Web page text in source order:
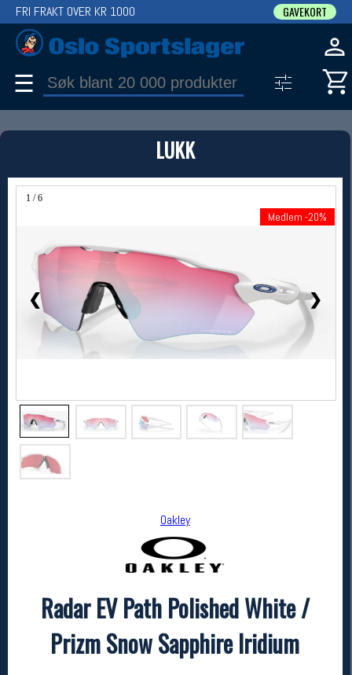
LUKK
1 / 6
❮ ❯
Medlem -20%
Oakley
Radar EV Path Polished White /
Prizm Snow Sapphire Iridium
FRI FRAKT OVER KR 1000 GAVEKORT
☰
PRODUKT
Produkter (1)
Bruk filter til å spisse søket
Oakley
2630,- MEDLEM:2104,-